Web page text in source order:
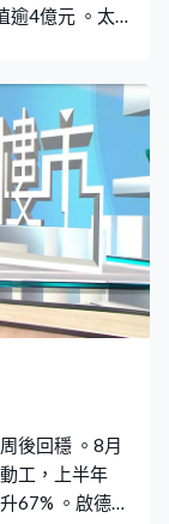
逾4億元 。太
後回穩 。8月
工，上半年
67% 。啟德海